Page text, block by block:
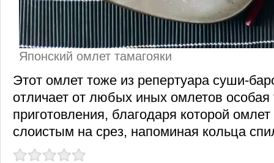
Японский омлет тамагояки
Этот омлет тоже из репертуара суши-
отличает от любых иных омлетов особая
приготовления, благодаря которой омлет
слоистым на срез, напоминая кольца